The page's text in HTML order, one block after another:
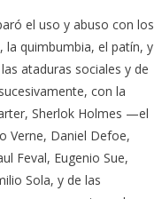
el uso y abuso con los
la quimbumbia, el patín, y
ataduras sociales y de
con la
Sherlok Holmes —el
Verne, Daniel Defoe,
Feval, Eugenio Sue,
Sola, y de las